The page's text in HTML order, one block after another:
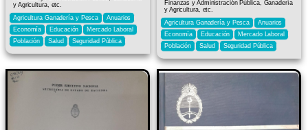
y Agricultura, etc.
Agricultura Ganadería y Pesca
Anuarios
Economía
Educación
Mercado Laboral
Población
Salud Seguridad Pública
Finanzas y Administración Pública, Ganadería
y Agricultura, etc.
Agricultura Ganadería y Pesca
Anuarios
Economía
Educación
Mercado Laboral
Población
Salud Seguridad Pública